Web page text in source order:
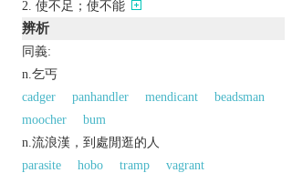
使不足；使不能
辨析
同義:
n.乞丐
cadger
panhandler mendicant
beadsman
moocher
bum
n.流浪漢，到處閒逛的人
parasite
hobo tramp
vagrant